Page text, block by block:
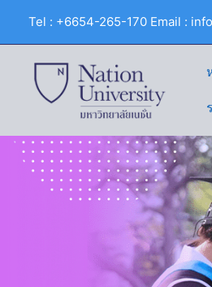
Tel : +6654-265-170 Email :